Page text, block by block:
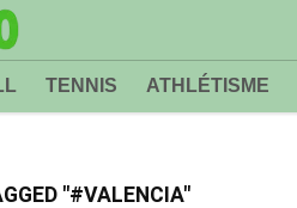
TENNIS ATHLÉTISME
"#VALENCIA"